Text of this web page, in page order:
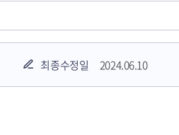
최종수정일 2024.06.10